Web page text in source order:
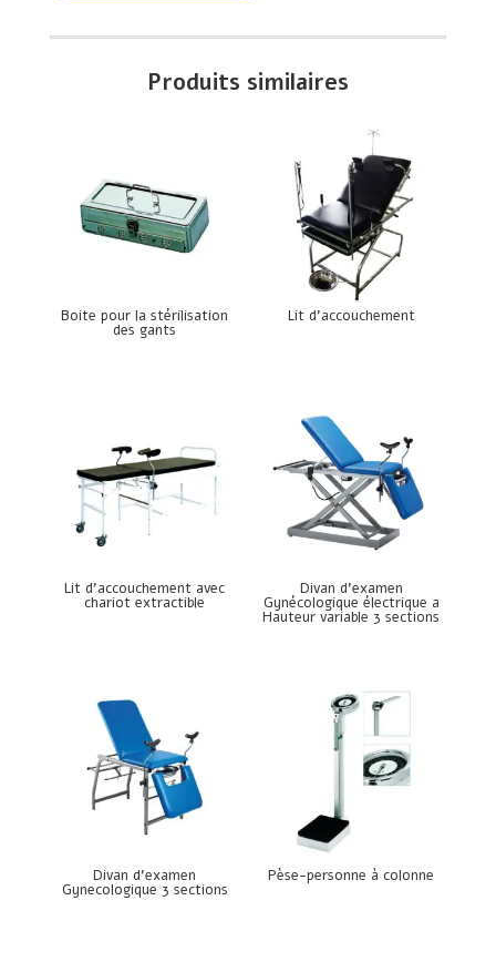
Produits similaires
Boite pour la stérilisation
des gants
Lit d’accouchement
Lit d’accouchement avec
chariot extractible
Divan d’examen
Gynécologique électrique a
Hauteur variable 3 sections
Divan d’examen
Gynecologique 3 sections
Pèse-personne à colonne